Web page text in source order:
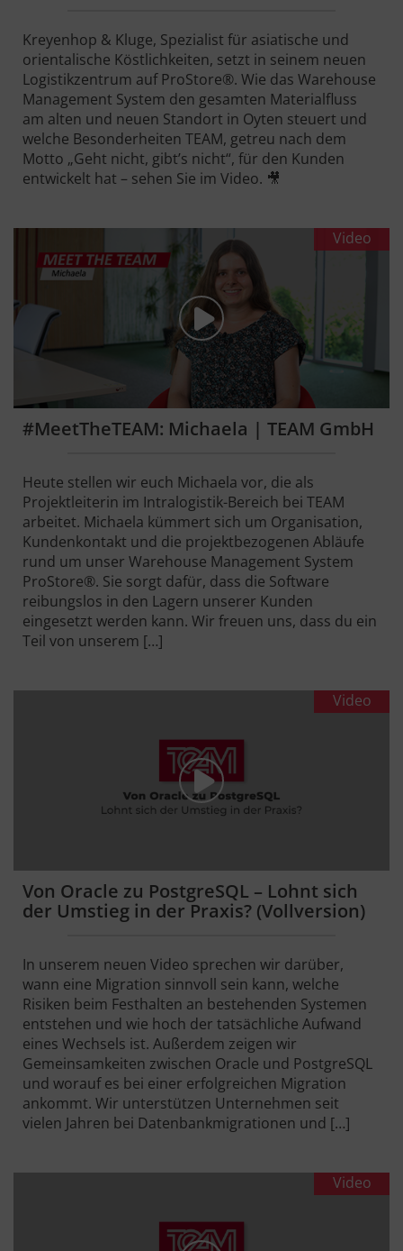
Kreyenhop & Kluge, Spezialist für asiatische und
orientalische Köstlichkeiten, setzt in seinem neuen
Logistikzentrum auf ProStore®. Wie das Warehouse
Management System den gesamten Materialfluss
am alten und neuen Standort in Oyten steuert und
welche Besonderheiten TEAM, getreu nach dem
Motto „Geht nicht, gibt’s nicht“, für den Kunden
entwickelt hat – sehen Sie im Video. 🎥
Video
#MeetTheTEAM: Michaela | TEAM GmbH
Heute stellen wir euch Michaela vor, die als
Projektleiterin im Intralogistik-Bereich bei TEAM
arbeitet. Michaela kümmert sich um Organisation,
Kundenkontakt und die projektbezogenen Abläufe
rund um unser Warehouse Management System
ProStore®. Sie sorgt dafür, dass die Software
reibungslos in den Lagern unserer Kunden
eingesetzt werden kann. Wir freuen uns, dass du ein
Teil von unserem […]
Video
Von Oracle zu PostgreSQL – Lohnt sich
der Umstieg in der Praxis? (Vollversion)
In unserem neuen Video sprechen wir darüber,
wann eine Migration sinnvoll sein kann, welche
Risiken beim Festhalten an bestehenden Systemen
entstehen und wie hoch der tatsächliche Aufwand
eines Wechsels ist. Außerdem zeigen wir
Gemeinsamkeiten zwischen Oracle und PostgreSQL
und worauf es bei einer erfolgreichen Migration
ankommt. Wir unterstützen Unternehmen seit
vielen Jahren bei Datenbankmigrationen und […]
Video